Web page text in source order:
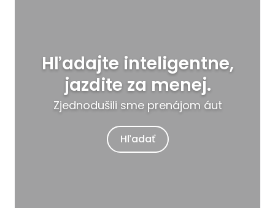
Hľadajte inteligentne,
jazdite za menej.
Zjednodušili sme prenájom áut
Hľadať